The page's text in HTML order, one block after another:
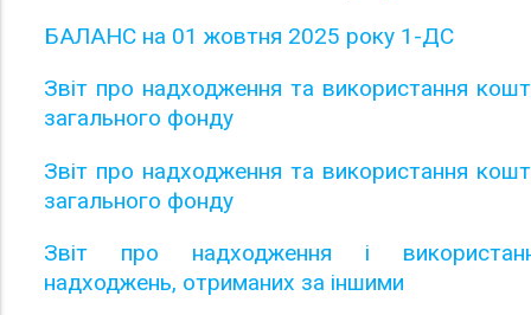
БАЛАНС на 01 жовтня 2025 року 1-ДС
Звіт про надходження та використання
загального фонду
Звіт про надходження та використання
загального фонду
Звіт про надходження і
надходжень, отриманих за іншими